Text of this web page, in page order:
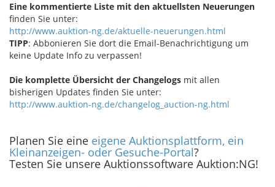
Eine kommentierte Liste mit den aktuellsten Neuerungen
finden Sie unter:
http://www.auktion-ng.de/aktuelle-neuerungen.html
TIPP: Abbonieren Sie dort die Email-Benachrichtigung um
keine Update Info zu verpassen!
Die komplette Übersicht der Changelogs mit allen
bisherigen Updates finden Sie unter:
http://www.auktion-ng.de/changelog_auction-ng.html
Planen Sie eine eigene Auktionsplattform, ein
Kleinanzeigen- oder Gesuche-Portal?
Testen Sie unsere Auktionssoftware Auktion:NG!